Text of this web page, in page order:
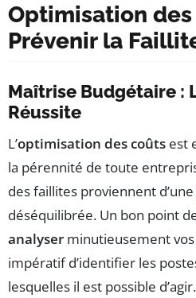
Optimisation
Prévenir la
Maîtrise Budgétaire :
Réussite
L’optimisation des coûts est
la pérennité de toute
des faillites proviennent d’une
déséquilibrée. Un bon point
analyser minutieusement
impératif d’identifier les
lesquelles il est possible d’agir.